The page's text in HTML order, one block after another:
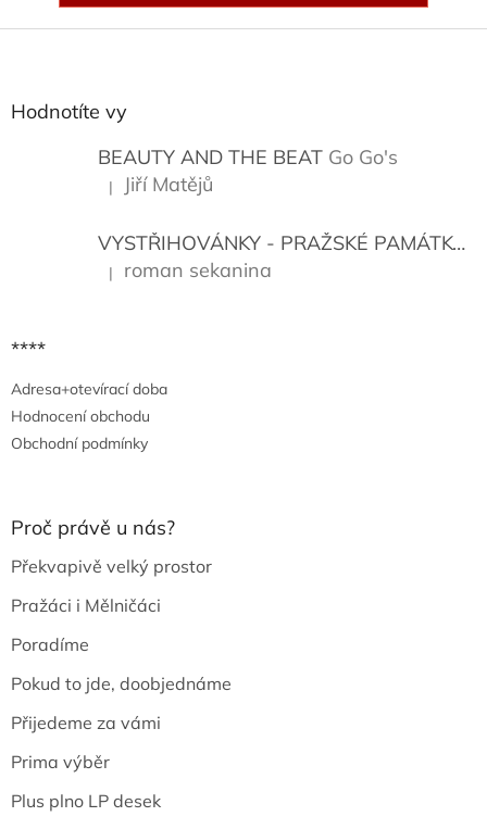
Hodnotíte vy
BEAUTY AND THE BEAT Go Go's
Hodnocení produktu je 5 z 5 hvězdiček.
| Jiří Matějů
VYSTŘIHOVÁNKY - PRAŽSKÉ PAMÁTKY
Hodnocení produktu je 5 z 5 hvězdiček.
| roman sekanina
****
Adresa+otevírací doba
Hodnocení obchodu
Obchodní podmínky
Proč právě u nás?
Překvapivě velký prostor
Pražáci i Mělničáci
Poradíme
Pokud to jde, doobjednáme
Přijedeme za vámi
Prima výběr
Plus plno LP desek